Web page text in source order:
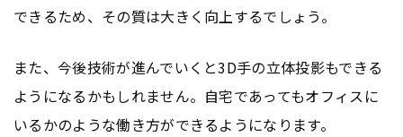
できるため、その質は大きく向上するでしょう。
また、今後技術が進んでいくと3D手の立体投影もできる
ようになるかもしれません。自宅であってもオフィスに
いるかのような働き方ができるようになります。